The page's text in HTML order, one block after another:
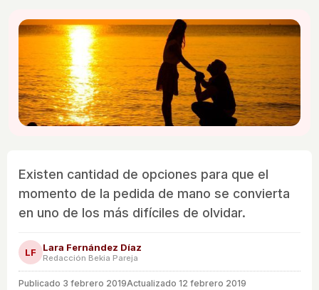
Existen cantidad de opciones para que el
momento de la pedida de mano se convierta
en uno de los más difíciles de olvidar.
LF Lara Fernández Díaz
Redacción Bekia Pareja
Publicado 3 febrero 2019Actualizado 12 febrero 2019